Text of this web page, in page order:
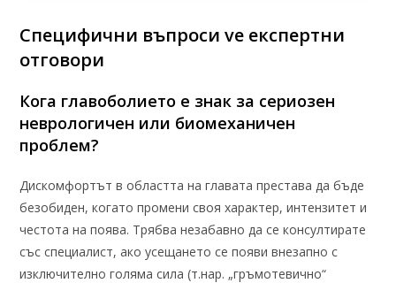
Специфични въпроси ve експертни
отговори
Кога главоболието е знак за сериозен
неврологичен или биомеханичен
проблем?
Дискомфортът в областта на главата престава да бъде
безобиден, когато промени своя характер, интензитет и
честота на поява. Трябва незабавно да се консултирате
със специалист, ако усещането се появи внезапно с
изключително голяма сила (т.нар. „гръмотевично“